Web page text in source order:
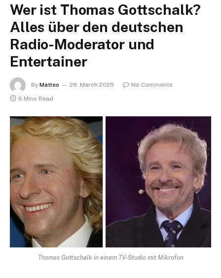
Wer ist Thomas Gottschalk?
Alles über den deutschen
Radio-Moderator und
Entertainer
By Matteo 29. March 2025
No Comments
6 Mins Read
Thomas Gottschalk in einem TV-Studio mit Mikrofon